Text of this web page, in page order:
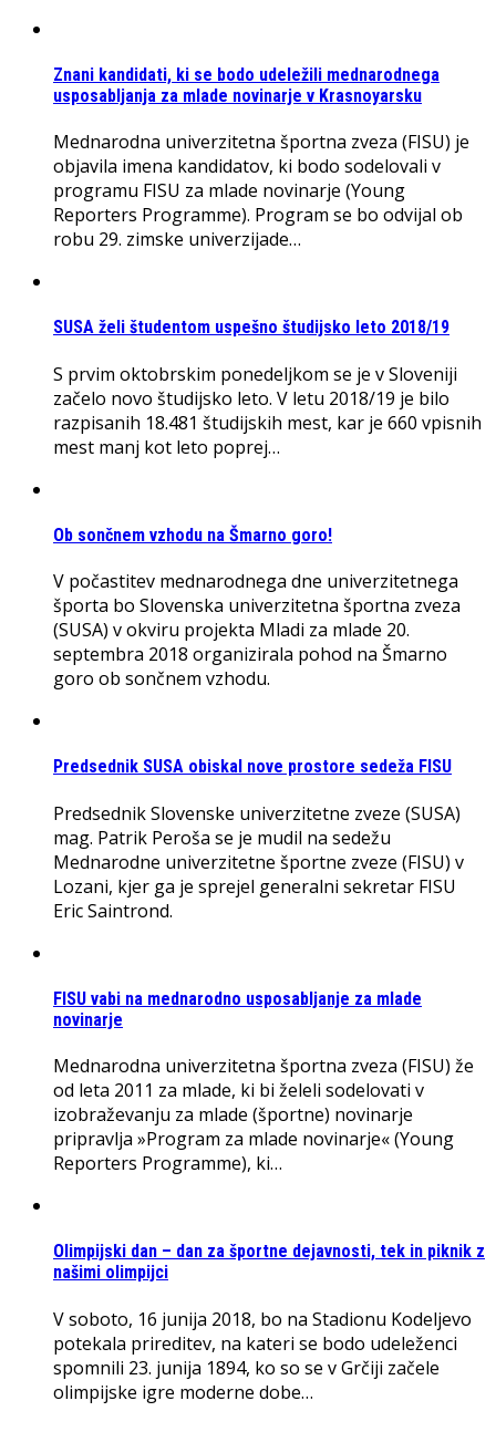
Znani kandidati, ki se bodo udeležili mednarodnega
usposabljanja za mlade novinarje v Krasnoyarsku
Mednarodna univerzitetna športna zveza (FISU) je
objavila imena kandidatov, ki bodo sodelovali v
programu FISU za mlade novinarje (Young
Reporters Programme). Program se bo odvijal ob
robu 29. zimske univerzijade…
SUSA želi študentom uspešno študijsko leto 2018/19
S prvim oktobrskim ponedeljkom se je v Sloveniji
začelo novo študijsko leto. V letu 2018/19 je bilo
razpisanih 18.481 študijskih mest, kar je 660 vpisnih
mest manj kot leto poprej…
Ob sončnem vzhodu na Šmarno goro!
V počastitev mednarodnega dne univerzitetnega
športa bo Slovenska univerzitetna športna zveza
(SUSA) v okviru projekta Mladi za mlade 20.
septembra 2018 organizirala pohod na Šmarno
goro ob sončnem vzhodu.
Predsednik SUSA obiskal nove prostore sedeža FISU
Predsednik Slovenske univerzitetne zveze (SUSA)
mag. Patrik Peroša se je mudil na sedežu
Mednarodne univerzitetne športne zveze (FISU) v
Lozani, kjer ga je sprejel generalni sekretar FISU
Eric Saintrond.
FISU vabi na mednarodno usposabljanje za mlade
novinarje
Mednarodna univerzitetna športna zveza (FISU) že
od leta 2011 za mlade, ki bi želeli sodelovati v
izobraževanju za mlade (športne) novinarje
pripravlja »Program za mlade novinarje« (Young
Reporters Programme), ki…
Olimpijski dan – dan za športne dejavnosti, tek in piknik z
našimi olimpijci
V soboto, 16 junija 2018, bo na Stadionu Kodeljevo
potekala prireditev, na kateri se bodo udeleženci
spomnili 23. junija 1894, ko so se v Grčiji začele
olimpijske igre moderne dobe…